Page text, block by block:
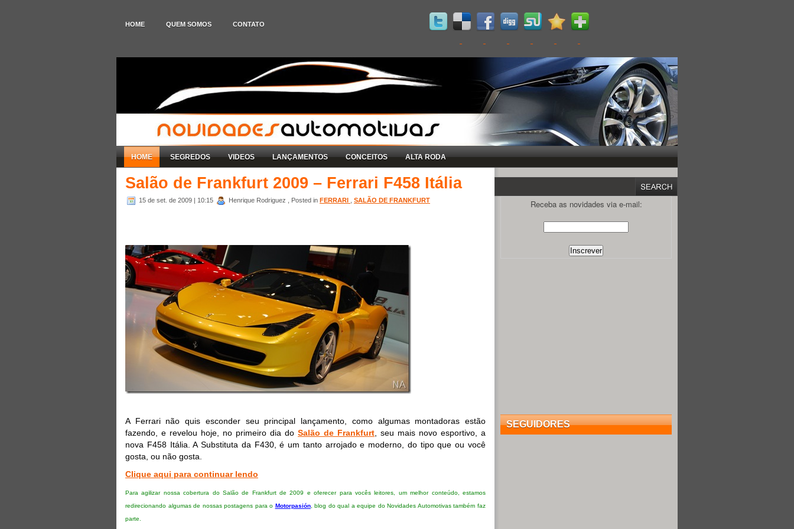
HOME QUEM SOMOS CONTATO
HOME SEGREDOS VIDEOS LANÇAMENTOS CONCEITOS ALTA RODA
Salão de Frankfurt 2009 – Ferrari F458 Itália
15 de set. de 2009 | 10:15 Henrique Rodriguez , Posted in FERRARI SALÃO DE FRANKFURT
A Ferrari não quis esconder seu principal lançamento, como algumas montadoras estão
fazendo, e revelou hoje, no primeiro dia do Salão de Frankfurt , seu mais novo esportivo, a
nova F458 Itália. A Substituta da F430, é um tanto arrojado e moderno, do tipo que ou você
gosta, ou não gosta.
Clique aqui para continuar lendo
Para agilizar nossa cobertura do Salão de Frankfurt de 2009 e oferecer para vocês leitores, um melhor conteúdo, estamos
redirecionando algumas de nossas postagens para o Motorpasión, blog do qual a equipe do Novidades Automotivas também faz
parte.
Receba as novidades via e-mail:
SEGUIDORES